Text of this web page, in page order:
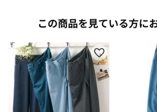
この商品を見ている方に